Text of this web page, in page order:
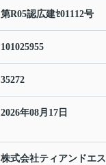
第R05認広建ｾ01112号
101025955
35272
2026年08月17日
株式会社ティアンドエス